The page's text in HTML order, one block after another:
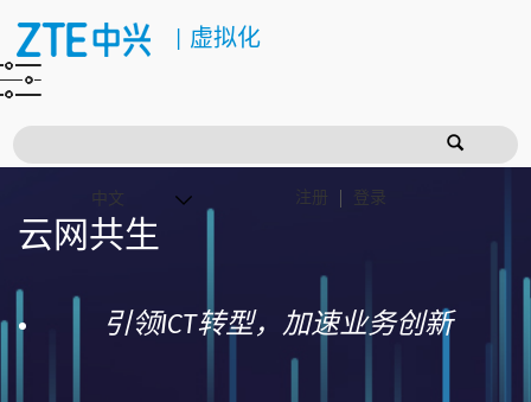
虚拟化
注册 登录
云网共生
引领ICT转型，加速业务创新